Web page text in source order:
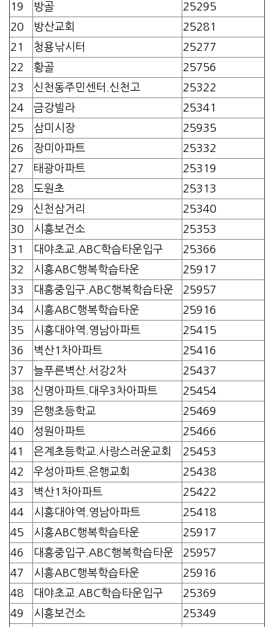
19 방골
25295
20
방산교회
25281
21
청용낚시터
25277
22
황골
25756
23
신천동주민센터.신천고
25322
24
금강빌라
25341
25
삼미시장
25935
26
장미아파트
25332
27
태광아파트
25319
28
도원초
25313
29
신천삼거리
25340
30
시흥보건소
25353
31
대야초교.ABC학습타운입구
25366
32
시흥ABC행복학습타운
25917
33
대흥중입구.ABC행복학습타운
25957
34
시흥ABC행복학습타운
25916
35
시흥대야역.영남아파트
25415
36
벽산1차아파트
25416
37
늘푸른벽산.서강2차
25437
38
신명아파트.대우3차아파트
25454
39
은행초등학교
25469
40
성원아파트
25466
41
은계초등학교.사랑스러운교회
25453
42
우성아파트.은행교회
25438
43
벽산1차아파트
25422
44
시흥대야역.영남아파트
25418
45
시흥ABC행복학습타운
25917
46
대흥중입구.ABC행복학습타운
25957
47
시흥ABC행복학습타운
25916
48
대야초교.ABC학습타운입구
25369
49
시흥보건소
25349